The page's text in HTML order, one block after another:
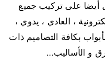
أيضا على تركيب جميع
، العادي ، يدوي ،
بكافة التصاميم ذات
و الأساليب…